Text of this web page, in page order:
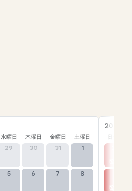
水曜日 木曜日 金曜日 土曜日
29 30 31 1
5 6 7 8
2026年
日曜日